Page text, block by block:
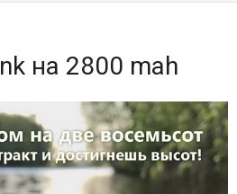
на 2800 mah